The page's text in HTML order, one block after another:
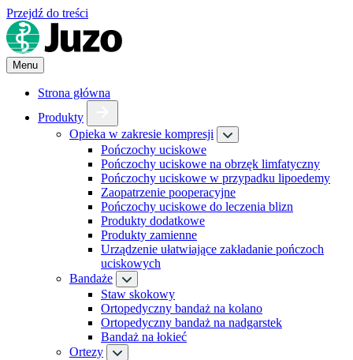
Przejdź do treści
Menu
Strona główna
Produkty
Opieka w zakresie kompresji
Pończochy uciskowe
Pończochy uciskowe na obrzęk limfatyczny
Pończochy uciskowe w przypadku lipoedemy
Zaopatrzenie pooperacyjne
Pończochy uciskowe do leczenia blizn
Produkty dodatkowe
Produkty zamienne
Urządzenie ułatwiające zakładanie pończoch
uciskowych
Bandaże
Staw skokowy
Ortopedyczny bandaż na kolano
Ortopedyczny bandaż na nadgarstek
Bandaż na łokieć
Ortezy